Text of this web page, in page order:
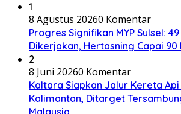
1
8 Agustus 20260 Komentar
Progres Signifikan MYP Sulsel:
Dikerjakan, Hertasning Capai 90
2
8 Juni 20260 Komentar
Kaltara Siapkan Jalur Kereta
Kalimantan, Ditarget